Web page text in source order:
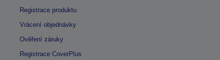
Registrace produktu
Vrácení objednávky
Ověření záruky
Registrace CoverPlus